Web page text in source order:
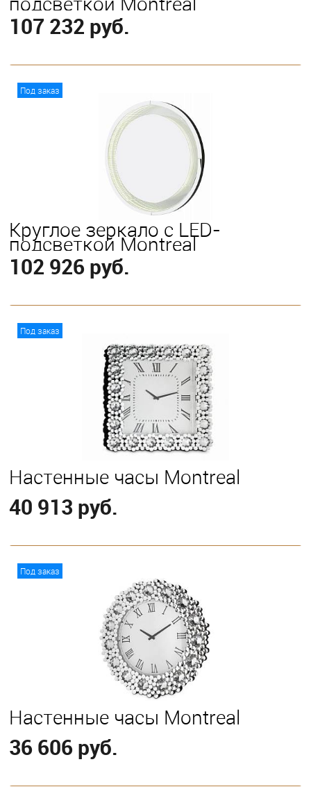
107 232 руб.
Под заказ
Круглое зеркало с LED-
подсветкой Montreal
102 926 руб.
Под заказ
Настенные часы Montreal
40 913 руб.
Под заказ
Настенные часы Montreal
36 606 руб.